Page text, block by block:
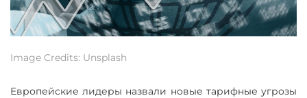
Image Credits: Unsplash
Европейские лидеры назвали новые тарифные угрозы